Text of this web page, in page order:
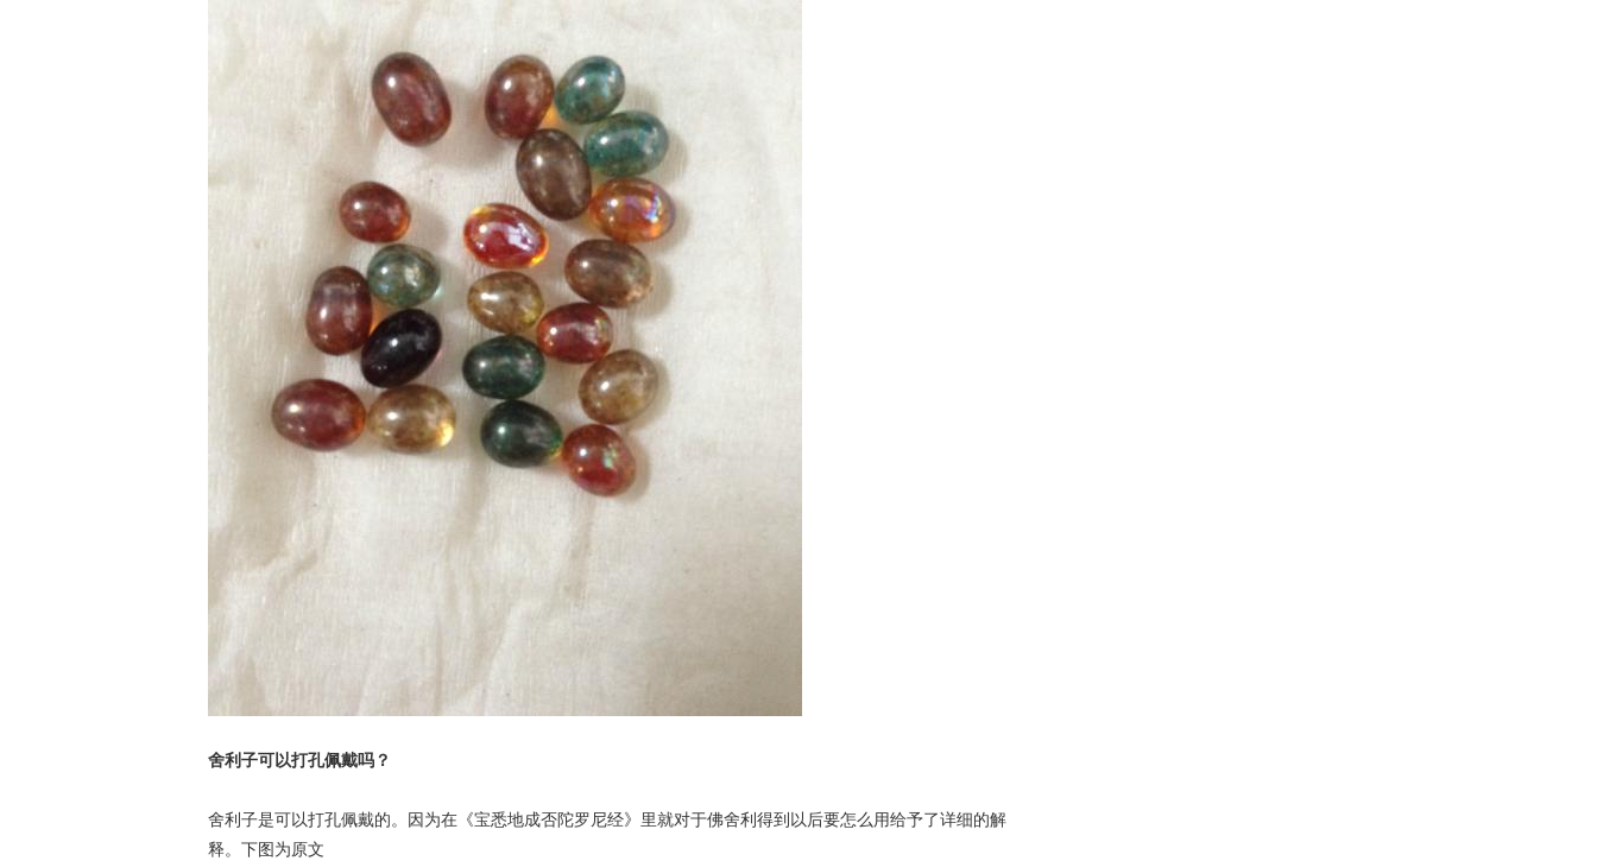
舍利子可以打孔佩戴吗？
舍利子是可以打孔佩戴的。因为在《宝悉地成否陀罗尼经》里就对于佛舍利得到以后要怎么用给予了详细的解
释。下图为原文